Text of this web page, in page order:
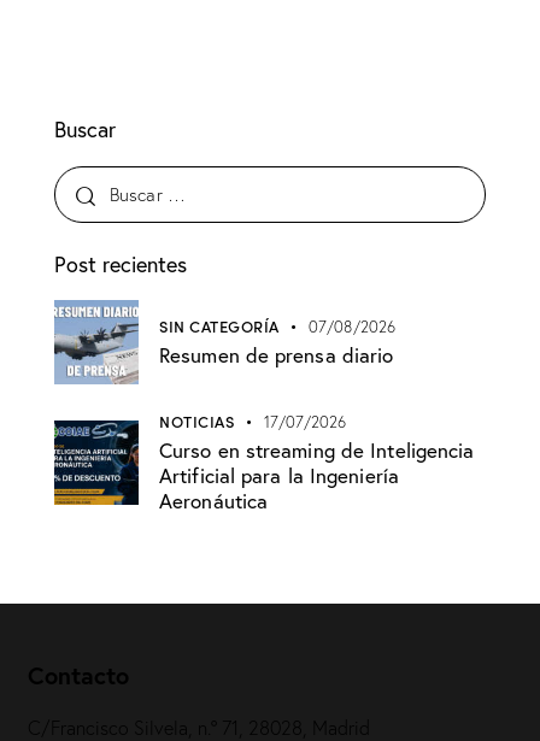
Buscar
Post recientes
SIN CATEGORÍA 07/08/2026
Resumen de prensa diario
NOTICIAS 17/07/2026
Curso en streaming de Inteligencia
Artificial para la Ingeniería
Aeronáutica
Contacto
C/Francisco Silvela, n.º 71, 28028, Madrid